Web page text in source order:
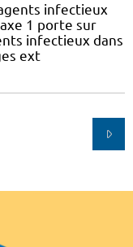
infectieux
1 porte sur
infectieux dans
ext